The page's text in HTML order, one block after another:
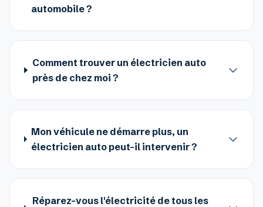
automobile ?
Comment trouver un électricien auto
près de chez moi ?
Mon véhicule ne démarre plus, un
électricien auto peut-il intervenir ?
Réparez-vous l'électricité de tous les